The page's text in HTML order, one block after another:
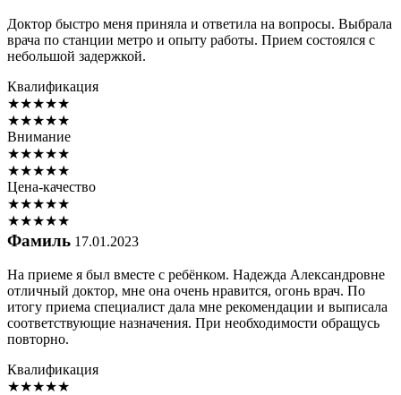
Доктор быстро меня приняла и ответила на вопросы. Выбрала
врача по станции метро и опыту работы. Прием состоялся с
небольшой задержкой.
Квалификация
★★★★★
★★★★★
Внимание
★★★★★
★★★★★
Цена-качество
★★★★★
★★★★★
Фамиль 17.01.2023
На приеме я был вместе с ребёнком. Надежда Александровне
отличный доктор, мне она очень нравится, огонь врач. По
итогу приема специалист дала мне рекомендации и выписала
соответствующие назначения. При необходимости обращусь
повторно.
Квалификация
★★★★★